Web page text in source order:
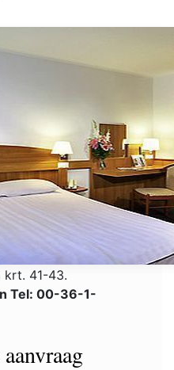
krt. 41-43.
Tel: 00-36-1-